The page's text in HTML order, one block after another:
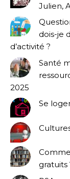
Julien,
dois-je
d’activité ?
Santé
2025
Se
gratuits